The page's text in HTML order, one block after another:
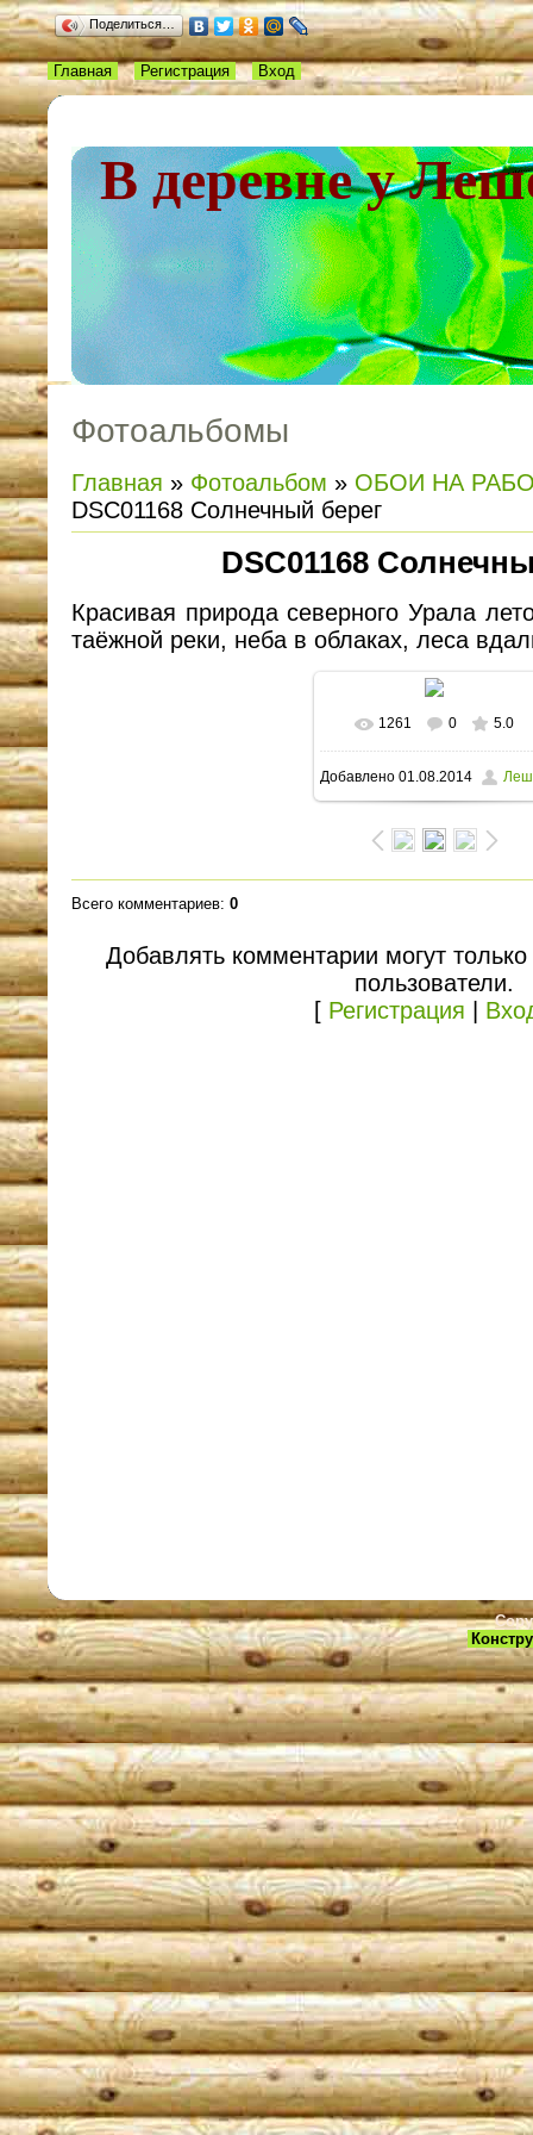
Поделиться…
В деревне у
Главная Регистрация Вход
Фотоальбомы
Главная » Фотоальбом » ОБОИ НА
DSC01168 Солнечный берег
DSC01168
Красивая природа северного Урала
таёжной реки, неба в облаках, леса
В реальном размере
1600x1063/ 407.8Kb
1261 0 5.0
Добавлено01.08.2014
Всего комментариев: 0
Добавлять комментарии могут
пользователи.
[ Регистрация